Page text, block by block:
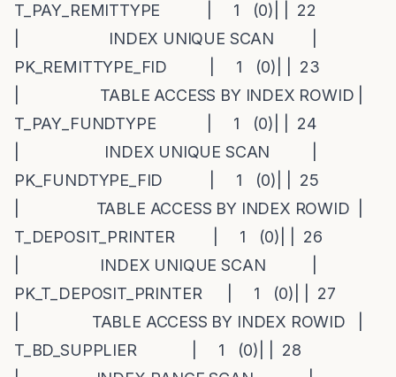
T_PAY_REMITTYPE | 1 (0)| | 22
| INDEX UNIQUE SCAN |
PK_REMITTYPE_FID | 1 (0)| | 23
| TABLE ACCESS BY INDEX ROWID |
T_PAY_FUNDTYPE | 1 (0)| | 24
| INDEX UNIQUE SCAN |
PK_FUNDTYPE_FID | 1 (0)| | 25
| TABLE ACCESS BY INDEX ROWID |
T_DEPOSIT_PRINTER | 1 (0)| | 26
| INDEX UNIQUE SCAN |
PK_T_DEPOSIT_PRINTER | 1 (0)| | 27
| TABLE ACCESS BY INDEX ROWID |
T_BD_SUPPLIER | 1 (0)| | 28